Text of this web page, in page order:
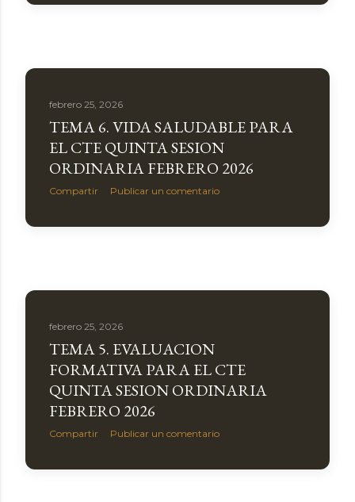
febrero 25, 2026
TEMA 6. VIDA SALUDABLE PARA
EL CTE QUINTA SESION
ORDINARIA FEBRERO 2026
Compartir Publicar un comentario
febrero 25, 2026
TEMA 5. EVALUACION
FORMATIVA PARA EL CTE
QUINTA SESION ORDINARIA
FEBRERO 2026
Compartir Publicar un comentario